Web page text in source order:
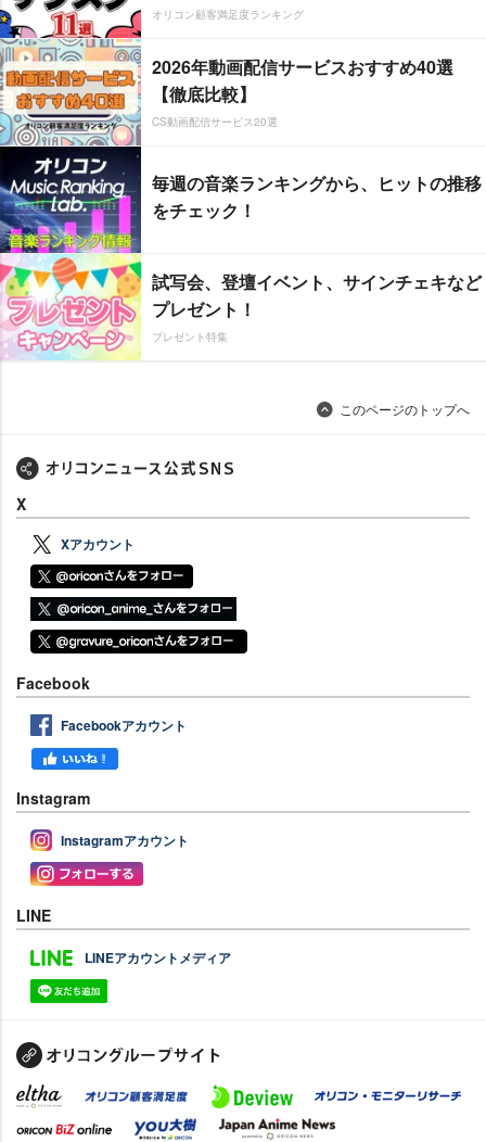
オリコン顧客満足度ランキング
2026年動画配信サービスおすすめ40選
【徹底比較】
CS動画配信サービス20選
毎週の音楽ランキングから、ヒットの推移
をチェック！
試写会、登壇イベント、サインチェキなど
プレゼント！
プレゼント特集
このページのトップへ
X
Xアカウント
Facebook
Facebookアカウント
Instagram
Instagramアカウント
LINE
LINEアカウントメディア